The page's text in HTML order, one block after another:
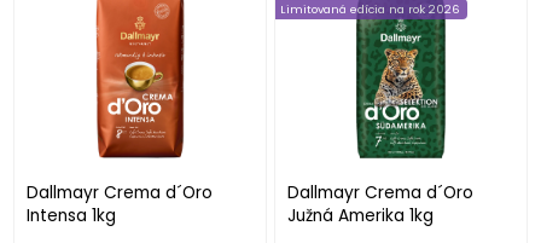
Dallmayr Crema d´Oro
Intensa 1kg
Dallmayr Crema d´Oro
Južná Amerika 1kg
Limitovaná edícia na rok 2026